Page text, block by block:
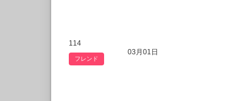
114
フレンド
03月01日